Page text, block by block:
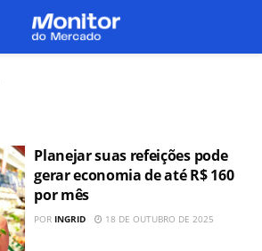
Planejar suas refeições pode
gerar economia de até R$ 160
por mês
POR INGRID 18 DE OUTUBRO DE 2025